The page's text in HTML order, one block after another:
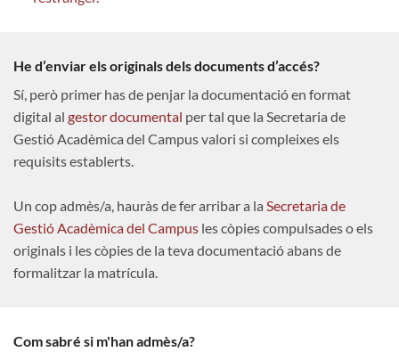
He d’enviar els originals dels documents d’accés?
Sí, però primer has de penjar la documentació en format
digital al gestor documental per tal que la Secretaria de
Gestió Acadèmica del Campus valori si compleixes els
requisits establerts.
Un cop admès/a, hauràs de fer arribar a la Secretaria de
Gestió Acadèmica del Campus les còpies compulsades o els
originals i les còpies de la teva documentació abans de
formalitzar la matrícula.
Com sabré si m'han admès/a?